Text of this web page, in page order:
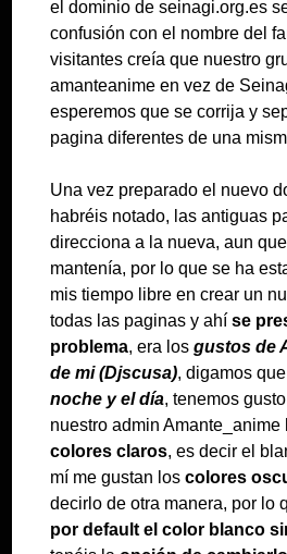
el dominio de seinagi.org.es
confusión con el nombre del
visitantes creía que nuestro
amanteanime en vez de
esperemos que se corrija y
pagina diferentes de una
Una vez preparado el nuevo
habréis notado, las antiguas
direcciona a la nueva, aun
mantenía, por lo que se ha
mis tiempo libre en crear un
todas las paginas y ahíse
problema, era losgustos de
de mi (Djscusa), digamos
noche y el día, tenemos
nuestro admin Amante_anime
colores claros, es decir el
mí me gustan loscolores
decirlo de otra manera, por lo
por default el color blanco